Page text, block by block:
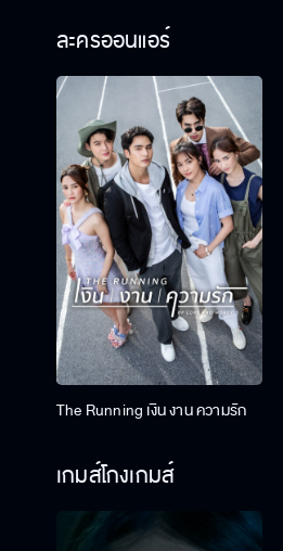
ละครออนแอร์
The Running เงิน งาน ความรัก
เกมส์โกงเกมส์